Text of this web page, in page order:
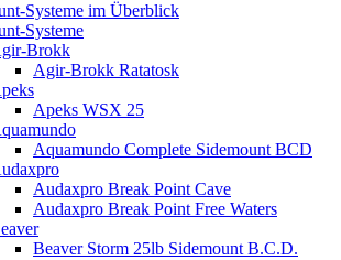
Systeme im Überblick
Systeme
Brokk
Agir-Brokk Ratatosk
Apeks WSX 25
Aquamundo Complete Sidemount BCD
Audaxpro Break Point Cave
Audaxpro Break Point Free Waters
Beaver Storm 25lb Sidemount B.C.D.